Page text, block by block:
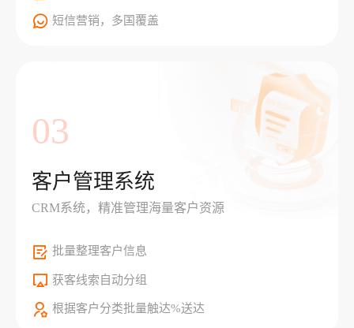
短信营销，多国覆盖
03
客户管理系统
CRM系统，精准管理海量客户资源
批量整理客户信息
获客线索自动分组
根据客户分类批量触达%送达